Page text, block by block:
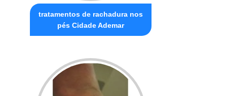
tratamentos de rachadura nos
pés Cidade Ademar